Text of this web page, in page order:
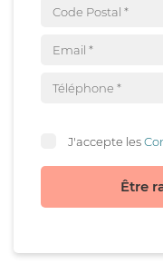
J'accepte les
Être